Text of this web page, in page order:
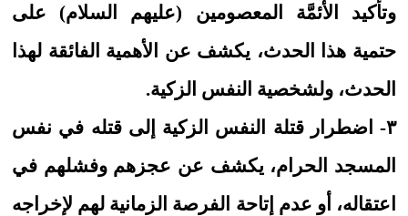
وتأكيد الأئمَّة المعصومين (عليهم السلام) على
حتمية هذا الحدث، يكشف عن الأهمية الفائقة لهذا
الحدث، ولشخصية النفس الزكية.
٣- اضطرار قتلة النفس الزكية إلى قتله في نفس
المسجد الحرام، يكشف عن عجزهم وفشلهم في
اعتقاله، أو عدم إتاحة الفرصة الزمانية لهم لإخراجه